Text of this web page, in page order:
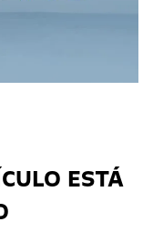
ESTÁ